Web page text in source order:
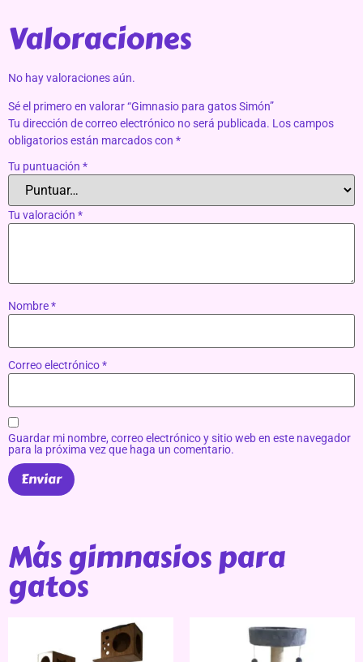
Valoraciones
No hay valoraciones aún.
Sé el primero en valorar “Gimnasio para gatos Simón”
Tu dirección de correo electrónico no será publicada. Los campos
obligatorios están marcados con *
Tu puntuación *
Tu valoración *
Nombre*
Correo electrónico*
Guardar mi nombre, correo electrónico y sitio web en este navegador
para la próxima vez que haga un comentario.
Más gimnasios para
gatos